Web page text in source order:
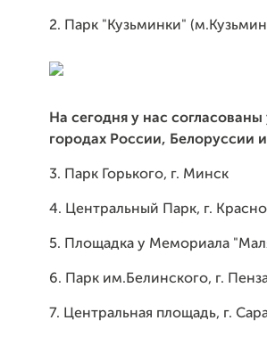
2. Парк "Кузьминки"
На сегодня у нас
городах России, Белоруссии
3. Парк Горького, г. Минск
4. Центральный Парк, г.
5. Площадка у Мемориала
6. Парк им.Белинского, г.
7. Центральная площадь, г.